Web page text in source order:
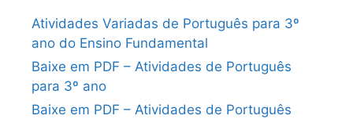
Atividades Variadas de Português para 3º
ano do Ensino Fundamental
Baixe em PDF – Atividades de Português
para 3º ano
Baixe em PDF – Atividades de Português